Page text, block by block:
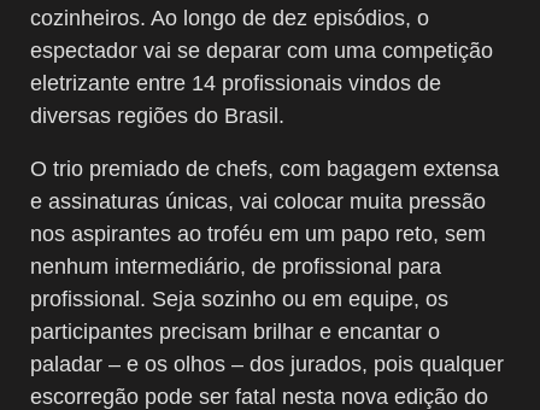
cozinheiros. Ao longo de dez episódios, o
espectador vai se deparar com uma competição
eletrizante entre 14 profissionais vindos de
diversas regiões do Brasil.
O trio premiado de chefs, com bagagem extensa
e assinaturas únicas, vai colocar muita pressão
nos aspirantes ao troféu em um papo reto, sem
nenhum intermediário, de profissional para
profissional. Seja sozinho ou em equipe, os
participantes precisam brilhar e encantar o
paladar – e os olhos – dos jurados, pois qualquer
escorregão pode ser fatal nesta nova edição do